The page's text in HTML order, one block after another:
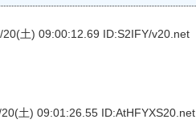
20(土) 09:00:12.69 ID:S2IFY/v20.net
20(土) 09:01:26.55 ID:AtHFYXS20.net